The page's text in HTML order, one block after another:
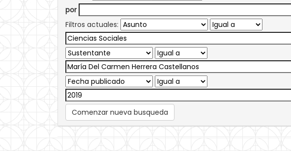
por
Filtros actuales:
Comenzar nueva busqueda